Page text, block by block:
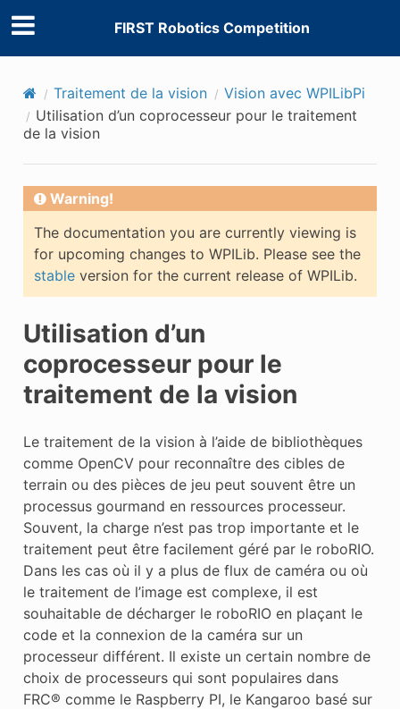
FIRST Robotics Competition
Traitement de la vision
Vision avec WPILibPi
Utilisation d’un coprocesseur pour le traitement
de la vision
Warning!
The documentation you are currently viewing is
for upcoming changes to WPILib. Please see the
stableversion for the current release of WPILib.
Utilisation d’un
coprocesseur pour le
traitement de la vision
Le traitement de la vision à l’aide de bibliothèques
comme OpenCV pour reconnaître des cibles de
terrain ou des pièces de jeu peut souvent être un
processus gourmand en ressources processeur.
Souvent, la charge n’est pas trop importante et le
traitement peut être facilement géré par le roboRIO.
Dans les cas où il y a plus de flux de caméra ou où
le traitement de l’image est complexe, il est
souhaitable de décharger le roboRIO en plaçant le
code et la connexion de la caméra sur un
processeur différent. Il existe un certain nombre de
choix de processeurs qui sont populaires dans
FRC® comme le Raspberry PI, le Kangaroo basé sur